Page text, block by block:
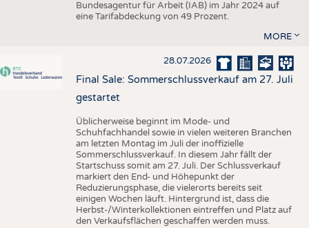
Bundesagentur für Arbeit (IAB) im Jahr 2024 auf
eine Tarifabdeckung von 49 Prozent.
MORE
28.07.2026
Final Sale: Sommerschlussverkauf am 27. Juli
gestartet
Üblicherweise beginnt im Mode- und
Schuhfachhandel sowie in vielen weiteren Branchen
am letzten Montag im Juli der inoffizielle
Sommerschlussverkauf. In diesem Jahr fällt der
Startschuss somit am 27. Juli. Der Schlussverkauf
markiert den End- und Höhepunkt der
Reduzierungsphase, die vielerorts bereits seit
einigen Wochen läuft. Hintergrund ist, dass die
Herbst-/Winterkollektionen eintreffen und Platz auf
den Verkaufsflächen geschaffen werden muss.